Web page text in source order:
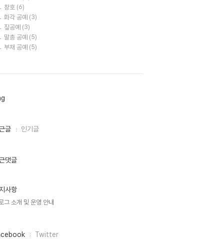
창호 (6)
화각 공예 (3)
짚공예 (3)
말총 공예 (5)
부채 공예 (5)
글 인기글
댓글
사항
그 소개 및 운영 안내
Twitter